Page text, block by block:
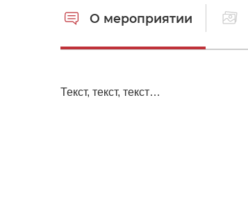
О мероприятии
Текст, текст, текст…